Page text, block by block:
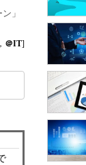
Master of IP Network
Security & Trust
Test & Tools
Insider.NET
」
， ＠IT]